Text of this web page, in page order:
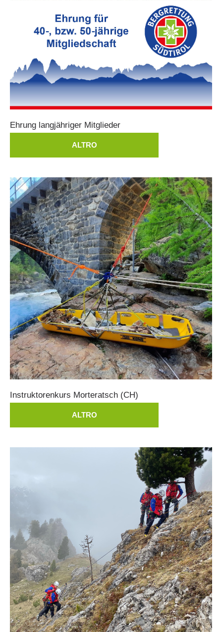
Ehrung langjähriger Mitglieder
ALTRO
Instruktorenkurs Morteratsch (CH)
ALTRO